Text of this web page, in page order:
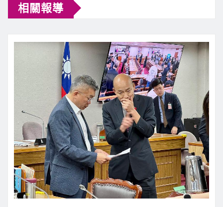
相關報導